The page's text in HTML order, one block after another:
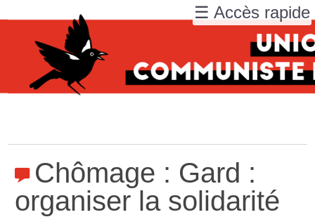
Chômage : Gard :
organiser la solidarité
☰ Accès rapide